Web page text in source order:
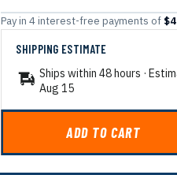
Pay in 4 interest-free payments of
SHIPPING ESTIMATE
Ships within 48 hours ·
Aug 15
ADD TO CART